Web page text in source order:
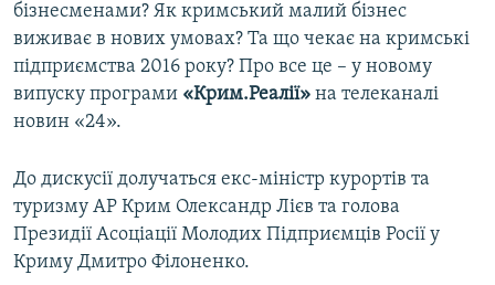
бізнесменами? Як кримський малий бізнес
виживає в нових умовах? Та що чекає на кримські
підприємства 2016 року? Про все це – у новому
випуску програми «Крим.Реалії» на телеканалі
новин «24».
До дискусії долучаться екс-міністр курортів та
туризму АР Крим Олександр Лієв та голова
Президії Асоціації Молодих Підприємців Росії у
Криму Дмитро Філоненко.